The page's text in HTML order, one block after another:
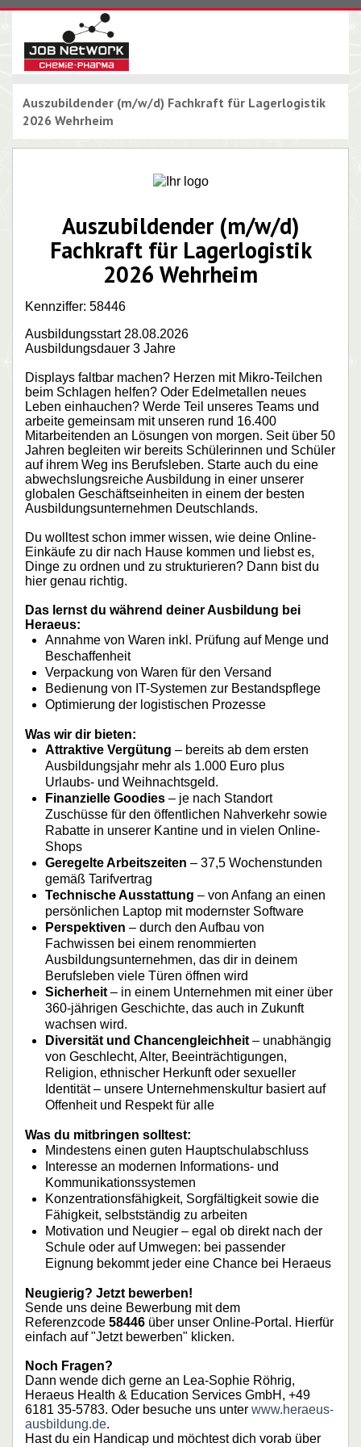
Auszubildender (m/w/d) Fachkraft für Lagerlogistik
2026 Wehrheim
Auszubildender (m/w/d)
Fachkraft für Lagerlogistik
2026 Wehrheim
Kennziffer: 58446
Ausbildungsstart 28.08.2026
Ausbildungsdauer 3 Jahre
Displays faltbar machen? Herzen mit Mikro-Teilchen
beim Schlagen helfen? Oder Edelmetallen neues
Leben einhauchen? Werde Teil unseres Teams und
arbeite gemeinsam mit unseren rund 16.400
Mitarbeitenden an Lösungen von morgen. Seit über 50
Jahren begleiten wir bereits Schülerinnen und Schüler
auf ihrem Weg ins Berufsleben. Starte auch du eine
abwechslungsreiche Ausbildung in einer unserer
globalen Geschäftseinheiten in einem der besten
Ausbildungsunternehmen Deutschlands.
Du wolltest schon immer wissen, wie deine Online-
Einkäufe zu dir nach Hause kommen und liebst es,
Dinge zu ordnen und zu strukturieren? Dann bist du
hier genau richtig.
Das lernst du während deiner Ausbildung bei
Heraeus:
Annahme von Waren inkl. Prüfung auf Menge und
Beschaffenheit
Verpackung von Waren für den Versand
Bedienung von IT-Systemen zur Bestandspflege
Optimierung der logistischen Prozesse
Was wir dir bieten:
Attraktive Vergütung – bereits ab dem ersten
Ausbildungsjahr mehr als 1.000 Euro plus
Urlaubs- und Weihnachtsgeld.
Finanzielle Goodies – je nach Standort
Zuschüsse für den öffentlichen Nahverkehr sowie
Rabatte in unserer Kantine und in vielen Online-
Shops
Geregelte Arbeitszeiten – 37,5 Wochenstunden
gemäß Tarifvertrag
Technische Ausstattung – von Anfang an einen
persönlichen Laptop mit modernster Software
Perspektiven – durch den Aufbau von
Fachwissen bei einem renommierten
Ausbildungsunternehmen, das dir in deinem
Berufsleben viele Türen öffnen wird
Sicherheit – in einem Unternehmen mit einer über
360-jährigen Geschichte, das auch in Zukunft
wachsen wird.
Diversität und Chancengleichheit – unabhängig
von Geschlecht, Alter, Beeinträchtigungen,
Religion, ethnischer Herkunft oder sexueller
Identität – unsere Unternehmenskultur basiert auf
Offenheit und Respekt für alle
Was du mitbringen solltest:
Mindestens einen guten Hauptschulabschluss
Interesse an modernen Informations- und
Kommunikationssystemen
Konzentrationsfähigkeit, Sorgfältigkeit sowie die
Fähigkeit, selbstständig zu arbeiten
Motivation und Neugier – egal ob direkt nach der
Schule oder auf Umwegen: bei passender
Eignung bekommt jeder eine Chance bei Heraeus
Neugierig? Jetzt bewerben!
Sende uns deine Bewerbung mit dem
Referenzcode 58446 über unser Online-Portal. Hierfür
einfach auf "Jetzt bewerben" klicken.
Noch Fragen?
Dann wende dich gerne an Lea-Sophie Röhrig,
Heraeus Health & Education Services GmbH, +49
6181 35-5783. Oder besuche uns unter www.heraeus-
ausbildung.de.
Hast du ein Handicap und möchtest dich vorab über